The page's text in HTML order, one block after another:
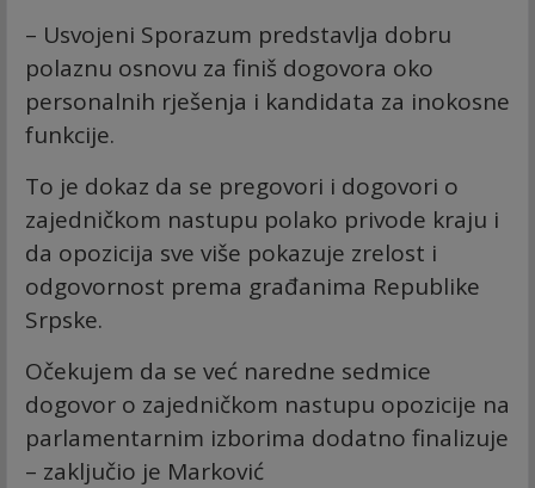
– Usvojeni Sporazum predstavlja dobru
polaznu osnovu za finiš dogovora oko
personalnih rješenja i kandidata za inokosne
funkcije.
To je dokaz da se pregovori i dogovori o
zajedničkom nastupu polako privode kraju i
da opozicija sve više pokazuje zrelost i
odgovornost prema građanima Republike
Srpske.
Očekujem da se već naredne sedmice
dogovor o zajedničkom nastupu opozicije na
parlamentarnim izborima dodatno finalizuje
– zaključio je Marković